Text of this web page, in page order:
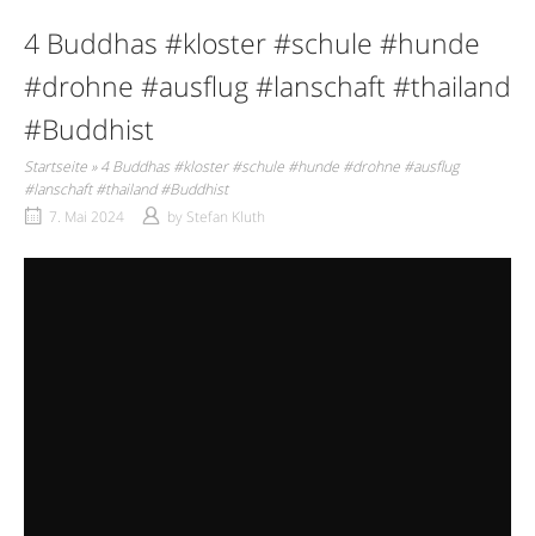
4 Buddhas #kloster #schule #hunde
#drohne #ausflug #lanschaft #thailand
#Buddhist
Startseite »4 Buddhas #kloster #schule #hunde #drohne #ausflug
#lanschaft #thailand #Buddhist
7. Mai 2024
by Stefan Kluth